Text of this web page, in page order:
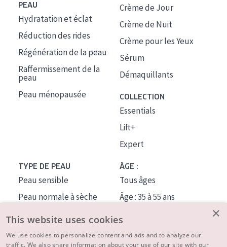
PEAU
Hydratation et éclat
Réduction des rides
Régénération de la peau
Raffermissement de la
peau
Peau ménopausée
Crème de Jour
Crème de Nuit
Crème pour les Yeux
Sérum
Démaquillants
COLLECTION
Essentials
Lift+
Expert
TYPE DE PEAU
Peau sensible
Peau normale à sèche
Peau mixte ou grasse
Peau mature
ÂGE :
Tous âges
Âge : 35 à 55 ans
×
This website uses cookies
We use cookies to personalize content and ads and to analyze our
traffic. We also share information about your use of our site with our